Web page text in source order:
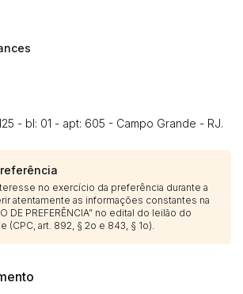
- bl: 01 - apt: 605 - Campo Grande - RJ.
no exercício da preferência durante a
atentamente as informações constantes na
DE PREFERÊNCIA” no edital do leilão do
(CPC, art. 892, § 2o e 843, § 1o).